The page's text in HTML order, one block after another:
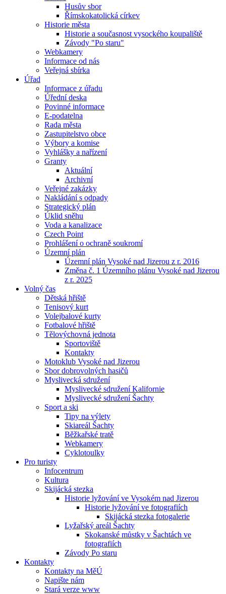
Husův sbor
Římskokatolická církev
Historie města
Historie a současnost vysockého koupaliště
Závody "Po staru"
Webkamery
Informace od nás
Veřejná sbírka
Úřad
Informace z úřadu
Úřední deska
Povinné informace
E-podatelna
Rada města
Zastupitelstvo obce
Výbory a komise
Vyhlášky a nařízení
Granty
Aktuální
Archivní
Veřejné zakázky
Nakládání s odpady
Strategický plán
Úklid sněhu
Voda a kanalizace
Czech Point
Prohlášení o ochraně soukromí
Územní plán
Územní plán Vysoké nad Jizerou z r. 2016
Změna č. 1 Územního plánu Vysoké nad Jizerou
z r. 2025
Volný čas
Dětská hřiště
Tenisový kurt
Volejbalové kurty
Fotbalové hřiště
Tělovýchovná jednota
Sportoviště
Kontakty
Motoklub Vysoké nad Jizerou
Sbor dobrovolných hasičů
Myslivecká sdružení
Myslivecké sdružení Kalifornie
Myslivecké sdružení Šachty
Sport a ski
Tipy na výlety
Skiareál Šachty
Běžkařské tratě
Webkamery
Cyklotoulky
Pro turisty
Infocentrum
Kultura
Skijácká stezka
Historie lyžování ve Vysokém nad Jizerou
Historie lyžování ve fotografiích
Skijácká stezka fotogalerie
Lyžařský areál Šachty
Skokanské můstky v Šachtách ve
fotografiích
Závody Po staru
Kontakty
Kontakty na MěÚ
Napište nám
Stará verze www